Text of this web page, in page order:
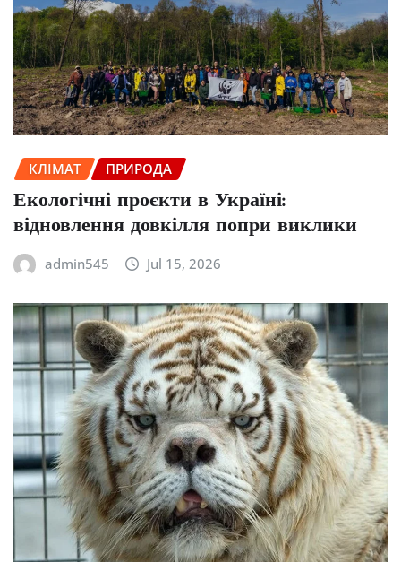
КЛІМАТ ПРИРОДА
Екологічні проєкти в Україні:
відновлення довкілля попри виклики
admin545 Jul 15, 2026